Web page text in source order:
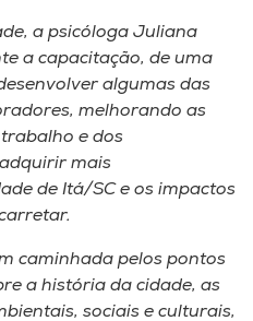
a psicóloga Juliana
a capacitação, de uma
algumas das
melhorando as
e dos
mais
de Itá/SC e os impactos
caminhada pelos pontos
a história da cidade, as
sociais e culturais,